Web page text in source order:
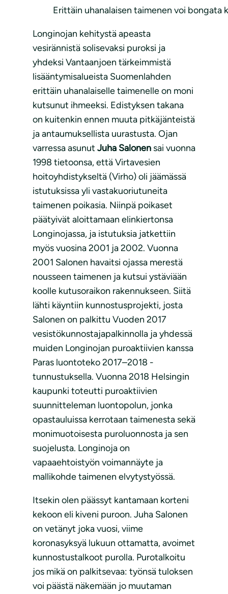
Erittäin uhanalaisen taimenen voi bongata
Longinojan kehitystä apeasta
vesirännistä solisevaksi puroksi ja
yhdeksi Vantaanjoen tärkeimmistä
lisääntymisalueista Suomenlahden
erittäin uhanalaiselle taimenelle on moni
kutsunut ihmeeksi. Edistyksen takana
on kuitenkin ennen muuta pitkäjänteistä
ja antaumuksellista uurastusta. Ojan
varressa asunut Juha Salonen sai vuonna
1998 tietoonsa, että Virtavesien
hoitoyhdistykseltä (Virho) oli jäämässä
istutuksissa yli vastakuoriutuneita
taimenen poikasia. Niinpä poikaset
päätyivät aloittamaan elinkiertonsa
Longinojassa, ja istutuksia jatkettiin
myös vuosina 2001 ja 2002. Vuonna
2001 Salonen havaitsi ojassa merestä
nousseen taimenen ja kutsui ystäviään
koolle kutusoraikon rakennukseen. Siitä
lähti käyntiin kunnostusprojekti, josta
Salonen on palkittu Vuoden 2017
vesistökunnostajapalkinnolla ja yhdessä
muiden Longinojan puroaktiivien kanssa
Paras luontoteko 2017–2018 -
tunnustuksella. Vuonna 2018 Helsingin
kaupunki toteutti puroaktiivien
suunnitteleman luontopolun, jonka
opastauluissa kerrotaan taimenesta sekä
monimuotoisesta puroluonnosta ja sen
suojelusta. Longinoja on
vapaaehtoistyön voimannäyte ja
mallikohde taimenen elvytystyössä.
Itsekin olen päässyt kantamaan korteni
kekoon eli kiveni puroon. Juha Salonen
on vetänyt joka vuosi, viime
koronasyksyä lukuun ottamatta, avoimet
kunnostustalkoot purolla. Purotalkoitu
jos mikä on palkitsevaa: työnsä tuloksen
voi päästä näkemään jo muutaman